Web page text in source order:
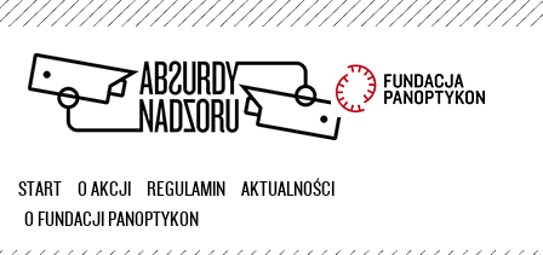
Przejdź
treści
START O AKCJI REGULAMIN
AKTUALNOŚCI
O FUNDACJI PANOPTYKON